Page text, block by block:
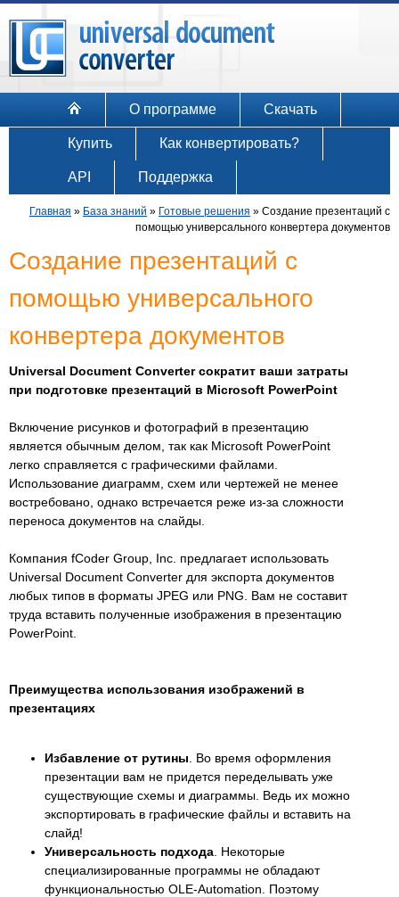
О программе Скачать
Купить Как конвертировать?
API Поддержка
Главная » База знаний » Готовые решения » Создание презентаций с
помощью универсального конвертера документов
Создание презентаций с
помощью универсального
конвертера документов
Universal Document Converter сократит ваши затраты
при подготовке презентаций в Microsoft PowerPoint
Включение рисунков и фотографий в презентацию
является обычным делом, так как Microsoft PowerPoint
легко справляется с графическими файлами.
Использование диаграмм, схем или чертежей не менее
востребовано, однако встречается реже из-за сложности
переноса документов на слайды.
Компания fCoder Group, Inc. предлагает использовать
Universal Document Converter для экспорта документов
любых типов в форматы JPEG или PNG. Вам не составит
труда вставить полученные изображения в презентацию
PowerPoint.
Преимущества использования изображений в
презентациях
Избавление от рутины . Во время оформления
презентации вам не придется переделывать уже
существующие схемы и диаграммы. Ведь их можно
экспортировать в графические файлы и вставить на
слайд!
Универсальность подхода . Некоторые
специализированные программы не обладают
функциональностью OLE-Automation. Поэтому